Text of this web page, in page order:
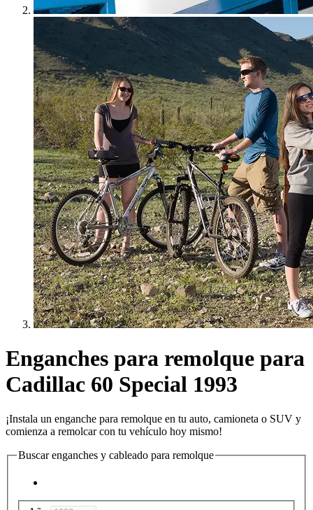
Enganches para remolque para
Cadillac 60 Special 1993
¡Instala un enganche para remolque en tu auto, camioneta o SUV y
comienza a remolcar con tu vehículo hoy mismo!
Buscar enganches y cableado para remolque